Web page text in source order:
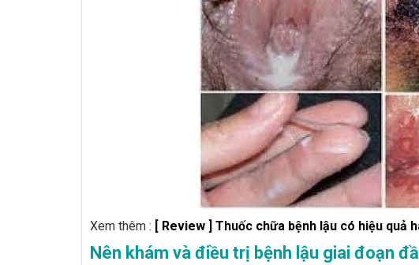
Xem thêm : [ Review ] Thuốc chữa bệnh lậu có hiệu quả
Nên khám và điều trị bệnh lậu giai đoạn